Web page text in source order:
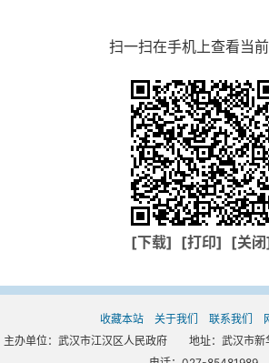
扫一扫在手机上查看当
[下载] [打印] [关
收藏本站 关于我们 联系我们
主办单位：武汉市江汉区人民政府 地址：武汉市